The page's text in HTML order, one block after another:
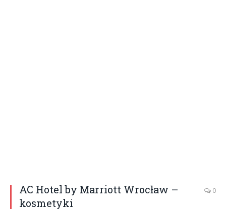
AC Hotel by Marriott Wrocław –
kosmetyki
0